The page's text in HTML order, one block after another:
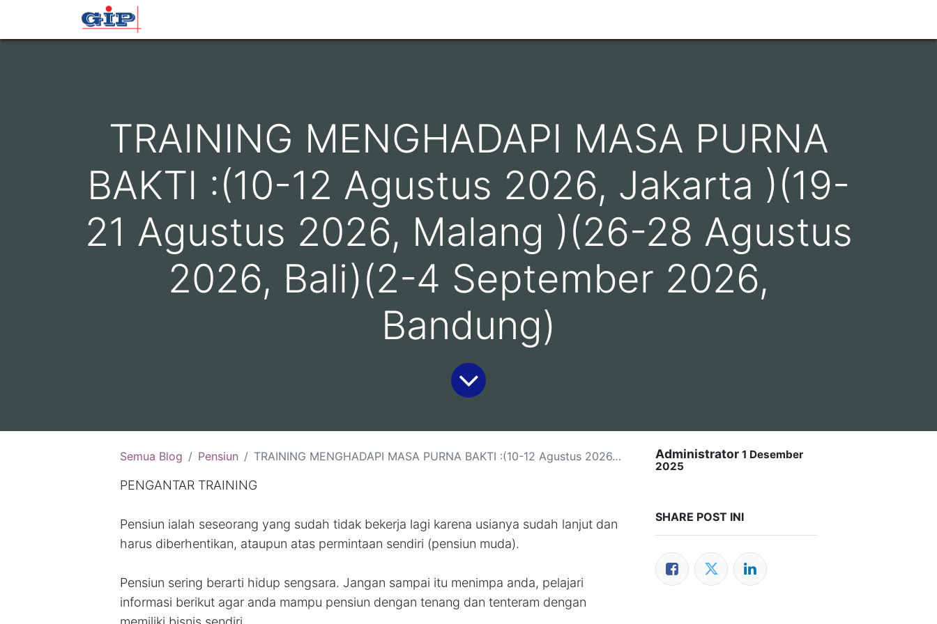
TRAINING MENGHADAPI MASA PURNA
BAKTI :(10-12 Agustus 2026, Jakarta )(19-
21 Agustus 2026, Malang )(26-28 Agustus
2026, Bali)(2-4 September 2026,
Bandung)
Semua Blog Pensiun TRAINING MENGHADAPI MASA PURNA BAKTI :(10-12 Agustus 2026, Jakarta )(19-21 Agustus 2026, Malang )(26-28 Agustus 2026, Bali)(2-4 September 2026, Bandung)
PENGANTAR TRAINING
Pensiun ialah seseorang yang sudah tidak bekerja lagi karena usianya sudah lanjut dan
harus diberhentikan, ataupun atas permintaan sendiri (pensiun muda).
Pensiun sering berarti hidup sengsara. Jangan sampai itu menimpa anda, pelajari
informasi berikut agar anda mampu pensiun dengan tenang dan tenteram dengan
Administrator 1 Desember
2025
SHARE POST INI